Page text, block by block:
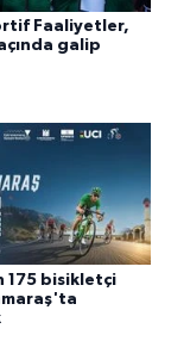
Faaliyetler,
galip
175 bisikletçi